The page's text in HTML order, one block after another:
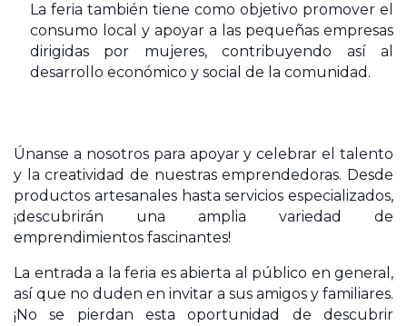
La feria también tiene como objetivo promover el
consumo local y apoyar a las pequeñas empresas
dirigidas por mujeres, contribuyendo así al
desarrollo económico y social de la comunidad.
Únanse a nosotros para apoyar y celebrar el talento
y la creatividad de nuestras emprendedoras. Desde
productos artesanales hasta servicios especializados,
¡descubrirán una amplia variedad de
emprendimientos fascinantes!
La entrada a la feria es abierta al público en general,
así que no duden en invitar a sus amigos y familiares.
¡No se pierdan esta oportunidad de descubrir